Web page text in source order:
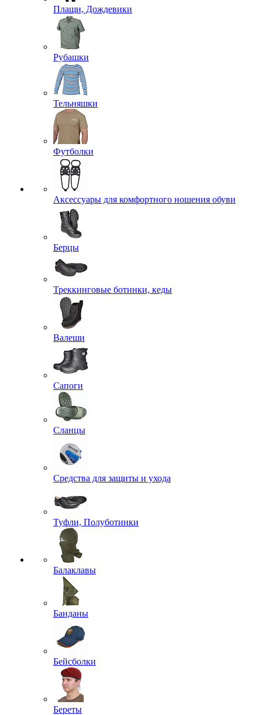
Плащи, Дождевики
Рубашки
Тельняшки
Футболки
Аксессуары для комфортного ношения обуви
Берцы
Треккинговые ботинки, кеды
Валеши
Сапоги
Сланцы
Средства для защиты и ухода
Туфли, Полуботинки
Балаклавы
Банданы
Бейсболки
Береты